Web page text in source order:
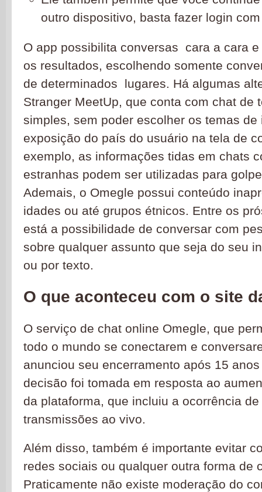
outro dispositivo, basta fazer login
O app possibilita conversas cara a cara
os resultados, escolhendo somente
de determinados lugares. Há algumas
Stranger MeetUp, que conta com chat de
simples, sem poder escolher os temas de
exposição do país do usuário na tela de
exemplo, as informações tidas em chats
estranhas podem ser utilizadas para
Ademais, o Omegle possui conteúdo
idades ou até grupos étnicos. Entre os
está a possibilidade de conversar com
sobre qualquer assunto que seja do seu
ou por texto.
O que aconteceu com o site
O serviço de chat online Omegle, que
todo o mundo se conectarem e
anunciou seu encerramento após 15
decisão foi tomada em resposta ao
da plataforma, que incluiu a ocorrência
transmissões ao vivo.
Além disso, também é importante evitar
redes sociais ou qualquer outra forma de
Praticamente não existe moderação do